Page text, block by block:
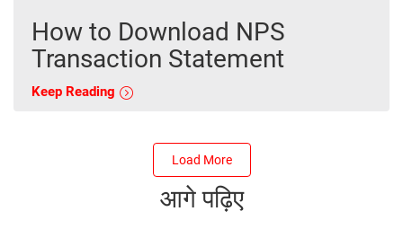
How to Download NPS
Transaction Statement
Keep Reading
Load More
आगे पढ़िए